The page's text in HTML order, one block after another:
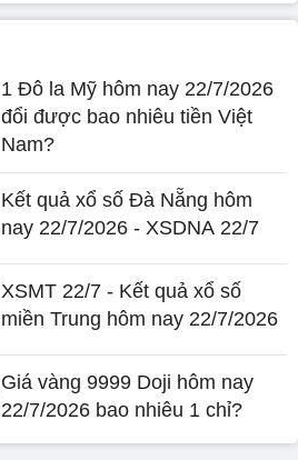
1 Đô la Mỹ hôm nay 22/7/2026
đổi được bao nhiêu tiền Việt
Nam?
Kết quả xổ số Đà Nẵng hôm
nay 22/7/2026 - XSDNA 22/7
XSMT 22/7 - Kết quả xổ số
miền Trung hôm nay 22/7/2026
Giá vàng 9999 Doji hôm nay
22/7/2026 bao nhiêu 1 chỉ?